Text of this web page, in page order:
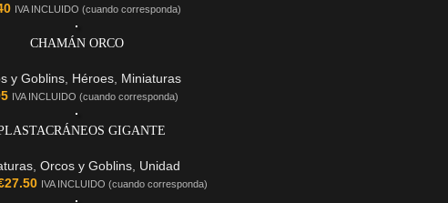
IVA INCLUIDO (cuando corresponda)
CHAMÁN ORCO
y Goblins, Héroes, Miniaturas
IVA INCLUIDO (cuando corresponda)
GIGANTE
Orcos y Goblins Unidad
27.50 IVA INCLUIDO (cuando corresponda)